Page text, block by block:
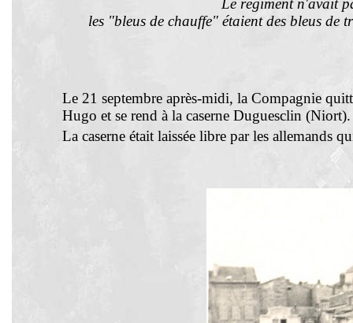
Le régiment n'avait
les "bleus de chauffe" étaient des bleus de
Le 21 septembre après-midi, la Compagnie
Hugo et se rend à la caserne Duguesclin (Niort).
La caserne était laissée libre par les allemands